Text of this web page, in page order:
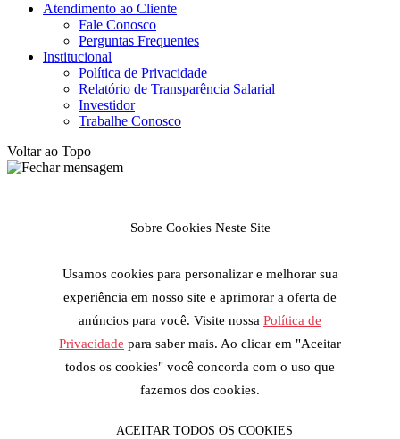
Atendimento ao Cliente
Fale Conosco
Perguntas Frequentes
Institucional
Política de Privacidade
Relatório de Transparência Salarial
Investidor
Trabalhe Conosco
Voltar ao Topo
Sobre Cookies Neste Site
Usamos cookies para personalizar e melhorar sua
experiência em nosso site e aprimorar a oferta de
anúncios para você. Visite nossa Política de
Privacidade para saber mais. Ao clicar em "Aceitar
todos os cookies" você concorda com o uso que
fazemos dos cookies.
ACEITAR TODOS OS COOKIES